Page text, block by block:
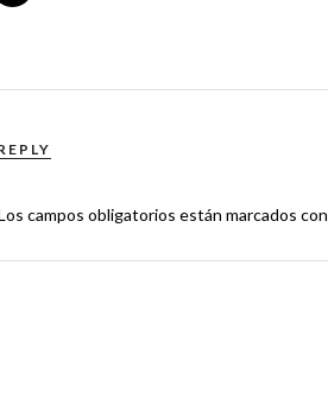
campos obligatorios están marcados con